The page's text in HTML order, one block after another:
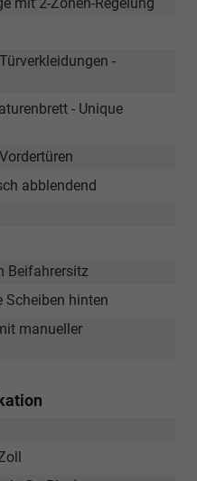
mit 2-Zonen-Regelung
-
- Unique
abblendend
Beifahrersitz
Scheiben hinten
manueller